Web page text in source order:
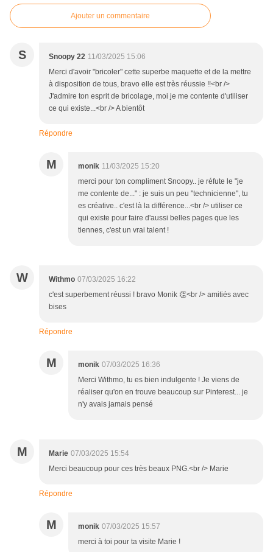
Ajouter un commentaire
S Snoopy 22 11/03/2025 15:06
Merci d'avoir "bricoler" cette superbe maquette et de la mettre
à disposition de tous, bravo elle est très réussie !!<br />
J'admire ton esprit de bricolage, moi je me contente d'utiliser
ce qui existe...<br /> A bientôt
Répondre
M monik 11/03/2025 15:20
merci pour ton compliment Snoopy.. je réfute le "je
me contente de..." : je suis un peu "technicienne", tu
es créative.. c'est là la différence...<br /> utiliser ce
qui existe pour faire d'aussi belles pages que les
tiennes, c'est un vrai talent !
W Withmo 07/03/2025 16:22
c'est superbement réussi ! bravo Monik 👏<br /> amitiés avec
bises
Répondre
M monik 07/03/2025 16:36
Merci Withmo, tu es bien indulgente ! Je viens de
réaliser qu'on en trouve beaucoup sur Pinterest... je
n'y avais jamais pensé
M Marie 07/03/2025 15:54
Merci beaucoup pour ces très beaux PNG.<br /> Marie
Répondre
M monik 07/03/2025 15:57
merci à toi pour ta visite Marie !